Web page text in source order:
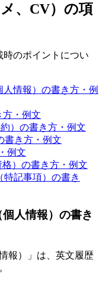
、CV）の項
のポイントについ
情報）の書き方・例
方・例文
）の書き方・例文
書き方・例文
例文
）の書き方・例文
記事項）の書き
人情報）の書き
報）」は、英文履歴